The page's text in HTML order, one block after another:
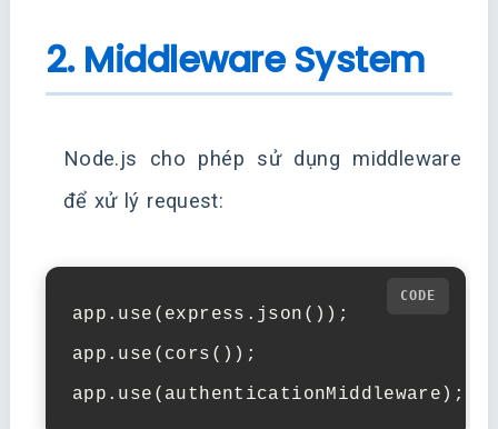
2. Middleware System
Node.js cho phép sử dụng middleware
để xử lý request:
app.use(express.json());
app.use(cors());
app.use(authenticationMiddleware);